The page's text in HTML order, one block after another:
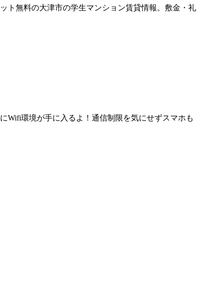
ト無料の大津市の学生マンション賃貸情報。敷金・礼
Wifi環境が手に入るよ！通信制限を気にせずスマホも